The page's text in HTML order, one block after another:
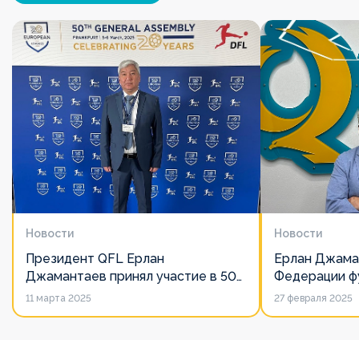
Новости
Президент QFL Ерлан
Джамантаев принял участие в 50-
м Общем собрании Европейских
11 марта 2025
Новости
Ерлан
Федерации
дорожит
27 февраля 2025